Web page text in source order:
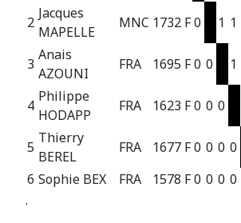
2
Jacques
MAPELLE
MNC 1732 F0 1 1
3
Anais
AZOUNI
FRA 1695 F0 0 1
4
Philippe
HODAPP
FRA 1623 F0 0 0
5
Thierry
BEREL
FRA 1677 F0 0 0 0
6 Sophie BEX FRA 1578 F0 0 0 0
.